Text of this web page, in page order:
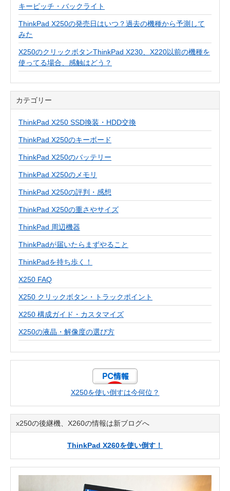
キーピッチ・バックライト
ThinkPad X250の発売日はいつ？過去の機種から予測して
みた
X250のクリックボタンThinkPad X230、X220以前の機種を
使ってる場合、感触はどう？
カテゴリー
ThinkPad X250 SSD換装・HDD交換
ThinkPad X250のキーボード
ThinkPad X250のバッテリー
ThinkPad X250のメモリ
ThinkPad X250の評判・感想
ThinkPad X250の重さやサイズ
ThinkPad 周辺機器
ThinkPadが届いたらまずやること
ThinkPadを持ち歩く！
X250 FAQ
X250 クリックボタン・トラックポイント
X250 構成ガイド・カスタマイズ
X250の液晶・解像度の選び方
X250を使い倒すは今何位？
x250の後継機、X260の情報は新ブログへ
ThinkPad X260を使い倒す！